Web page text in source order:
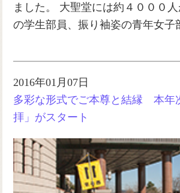
ました。 大聖堂には約４０００
の学生部員、振り袖姿の青年女
2016年01月07日
多彩な形式でご本尊と結縁 本年
拝」がスタート